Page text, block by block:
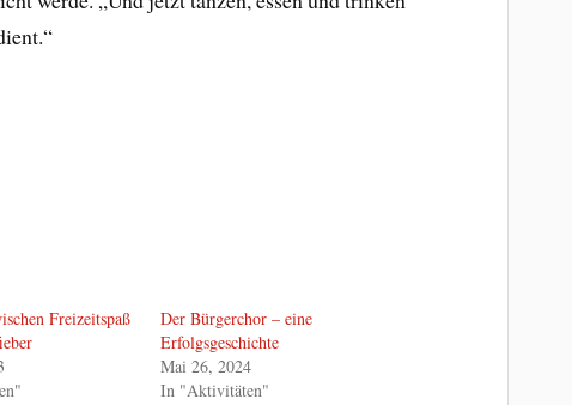
Freizeitspaß
Der Bürgerchor – eine
Erfolgsgeschichte
Mai 26, 2024
In "Aktivitäten"